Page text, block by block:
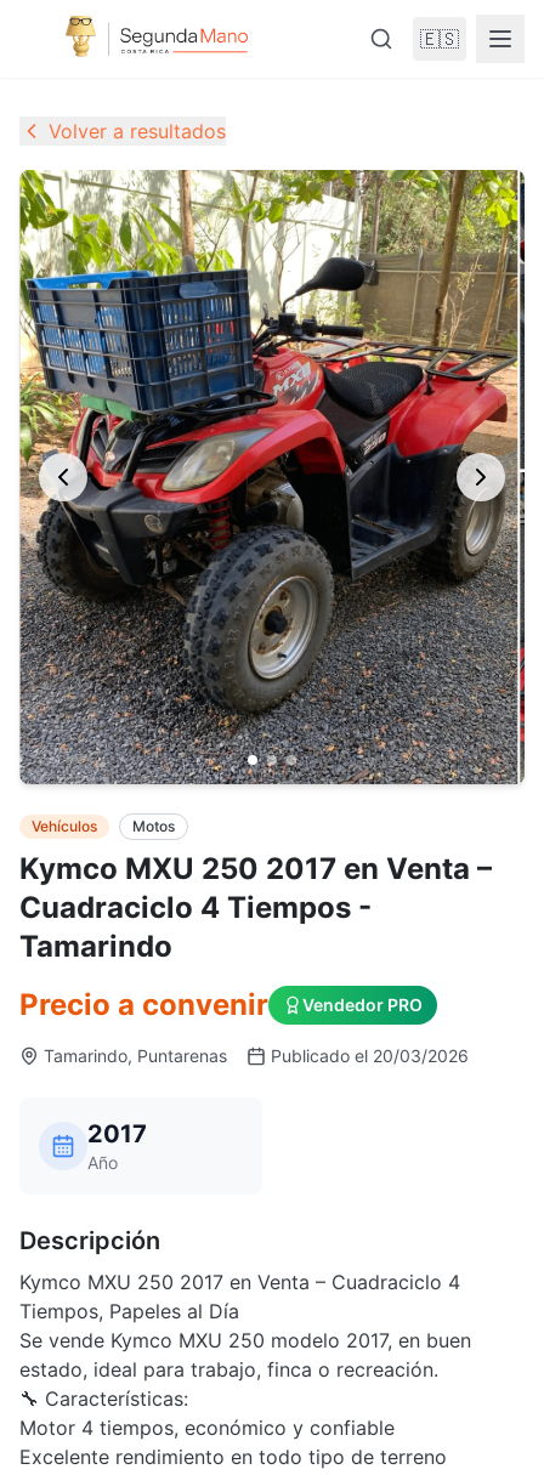
🇪🇸
Volver a resultados
Kymco MXU 250 2017 en Venta –
Cuadraciclo 4 Tiempos -
Tamarindo
Vehículos Motos
Precio a convenir Vendedor PRO
Tamarindo, Puntarenas Publicado el 20/03/2026
2017
Año
Descripción
Kymco MXU 250 2017 en Venta – Cuadraciclo 4
Tiempos, Papeles al Día
Se vende Kymco MXU 250 modelo 2017, en buen
estado, ideal para trabajo, finca o recreación.
🔧 Características:
Motor 4 tiempos, económico y confiable
Excelente rendimiento en todo tipo de terreno